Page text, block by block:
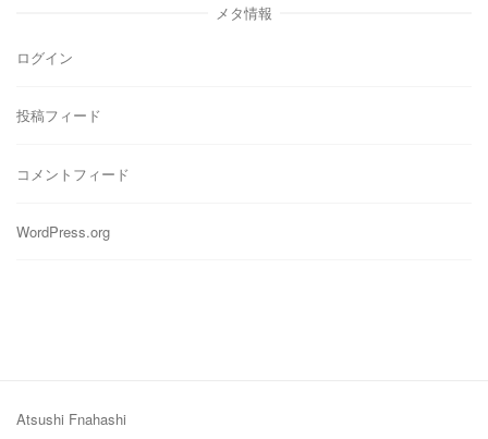
メタ情報
ログイン
投稿フィード
コメントフィード
WordPress.org
Atsushi Fnahashi